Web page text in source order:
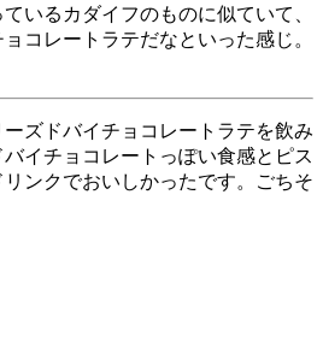
いるカダイフのものに似ていて、
コレートラテだなといった感じ。
ズドバイチョコレートラテを飲み
イチョコレートっぽい食感とピス
ンクでおいしかったです。ごちそ